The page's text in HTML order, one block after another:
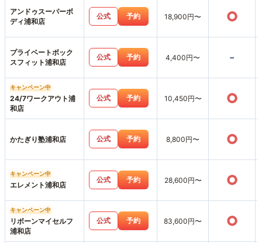
アンドゥスーパーボ
ディ浦和店
公式 予約 18,900円〜 ○
プライベートボック
スフィット浦和店
公式 予約 4,400円〜 -
キャンペーン中
24/7ワークアウト浦
和店
公式 予約 10,450円〜 ○
かたぎり塾浦和店 公式 予約 8,800円〜 ○
キャンペーン中
エレメント浦和店
公式 予約 28,600円〜 ○
キャンペーン中
リボーンマイセルフ
浦和店
公式 予約 83,600円〜 ○